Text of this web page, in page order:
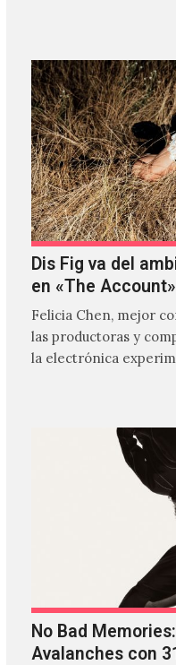
Dis Fig va del
en «The Account»
Felicia Chen, mejor
las productoras y
la electrónica
No Bad
Avalanches con